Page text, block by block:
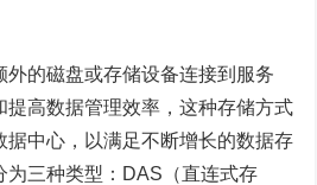
外的磁盘或存储设备连接到服务
提高数据管理效率，这种存储方式
据中心，以满足不断增长的数据存
为三种类型：DAS（直连式存